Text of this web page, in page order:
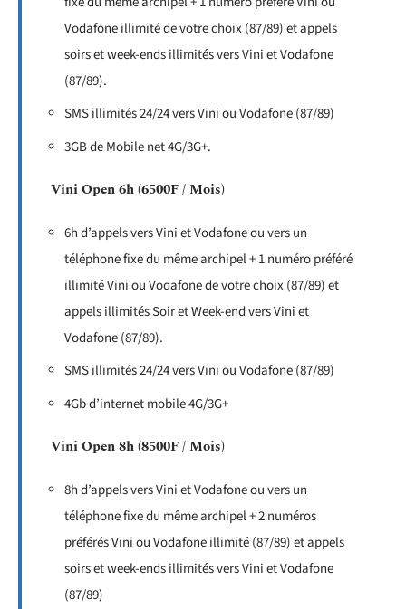
Vodafone illimité de votre choix (87/89) et appels
soirs et week-ends illimités vers Vini et Vodafone
(87/89).
SMS illimités 24/24 vers Vini ou Vodafone (87/89)
3GB de Mobile net 4G/3G+.
Vini Open 6h (6500F / Mois)
6h d’appels vers Vini et Vodafone ou vers un
téléphone fixe du même archipel + 1 numéro préféré
illimité Vini ou Vodafone de votre choix (87/89) et
appels illimités Soir et Week-end vers Vini et
Vodafone (87/89).
SMS illimités 24/24 vers Vini ou Vodafone (87/89)
4Gb d’internet mobile 4G/3G+
Vini Open 8h (8500F / Mois)
8h d’appels vers Vini et Vodafone ou vers un
téléphone fixe du même archipel + 2 numéros
préférés Vini ou Vodafone illimité (87/89) et appels
soirs et week-ends illimités vers Vini et Vodafone
(87/89)